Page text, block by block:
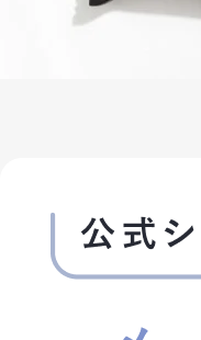
払等は全て会員の責任
1. 会員は、氏名、住所
れた取引は、変更登
のでご注意ください。